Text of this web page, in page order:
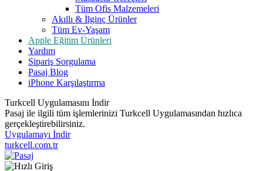
Tüm Ofis Malzemeleri
Akıllı & İlginç Ürünler
Tüm Ev-Yaşam
Apple Eğitim Ürünleri
Yardım
Sipariş Sorgulama
Pasaj Blog
iPhone Karşılaştırma
Turkcell Uygulamasını İndir
Pasaj ile ilgili tüm işlemlerinizi Turkcell Uygulamasından hızlıca
gerçekleştirebilirsiniz.
Uygulamayı İndir
turkcell.com.tr